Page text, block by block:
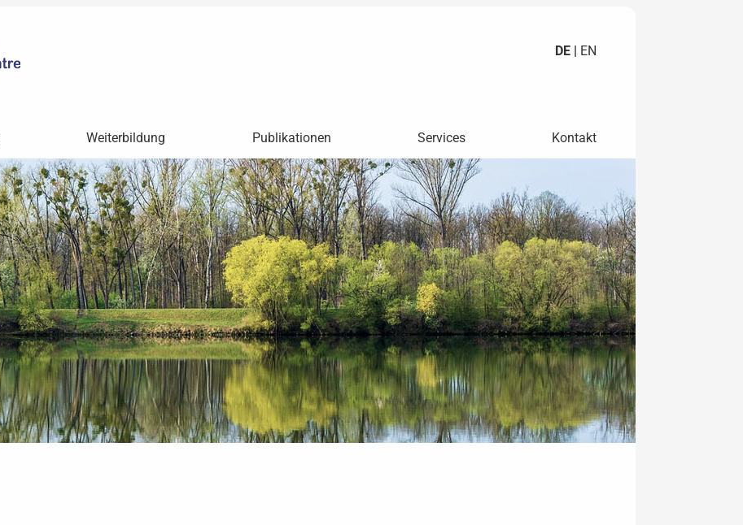
DE | EN
Weiterbildung Publikationen Services Kontakt